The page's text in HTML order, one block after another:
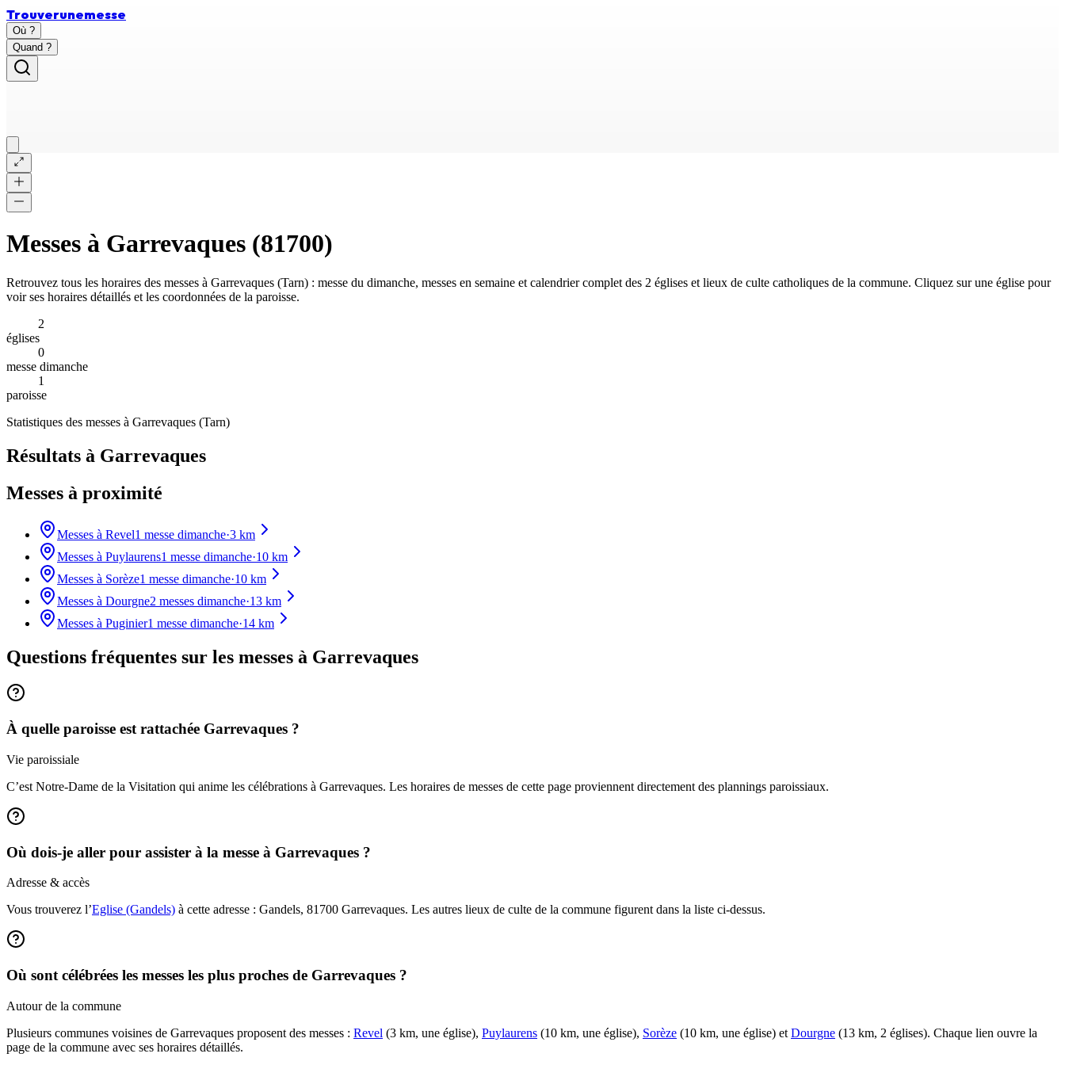
Trouverunemesse
Où ?
Quand ?
Messes à Garrevaques (81700)
Retrouvez tous les horaires des messes à Garrevaques (Tarn) : messe du dimanche, messes en semaine et calendrier complet des 2 églises et lieux de culte catholiques de la commune. Cliquez sur une église pour
voir ses horaires détaillés et les coordonnées de la paroisse.
2
églises
0
messe dimanche
1
paroisse
Statistiques des messes à Garrevaques (Tarn)
Résultats à Garrevaques
Messes à proximité
Messes à Revel1 messe dimanche·3 km
Messes à Puylaurens1 messe dimanche·10 km
Messes à Sorèze1 messe dimanche·10 km
Messes à Dourgne2 messes dimanche·13 km
Messes à Puginier1 messe dimanche·14 km
Questions fréquentes sur les messes à Garrevaques
À quelle paroisse est rattachée Garrevaques ?
Vie paroissiale
C’est Notre-Dame de la Visitation qui anime les célébrations à Garrevaques. Les horaires de messes de cette page proviennent directement des plannings paroissiaux.
Où dois-je aller pour assister à la messe à Garrevaques ?
Adresse & accès
Vous trouverez l’Eglise (Gandels) à cette adresse : Gandels, 81700 Garrevaques. Les autres lieux de culte de la commune figurent dans la liste ci-dessus.
Où sont célébrées les messes les plus proches de Garrevaques ?
Autour de la commune
Plusieurs communes voisines de Garrevaques proposent des messes : Revel (3 km, une église), Puylaurens (10 km, une église), Sorèze (10 km, une église) et Dourgne (13 km, 2 églises). Chaque lien ouvre la
page de la commune avec ses horaires détaillés.